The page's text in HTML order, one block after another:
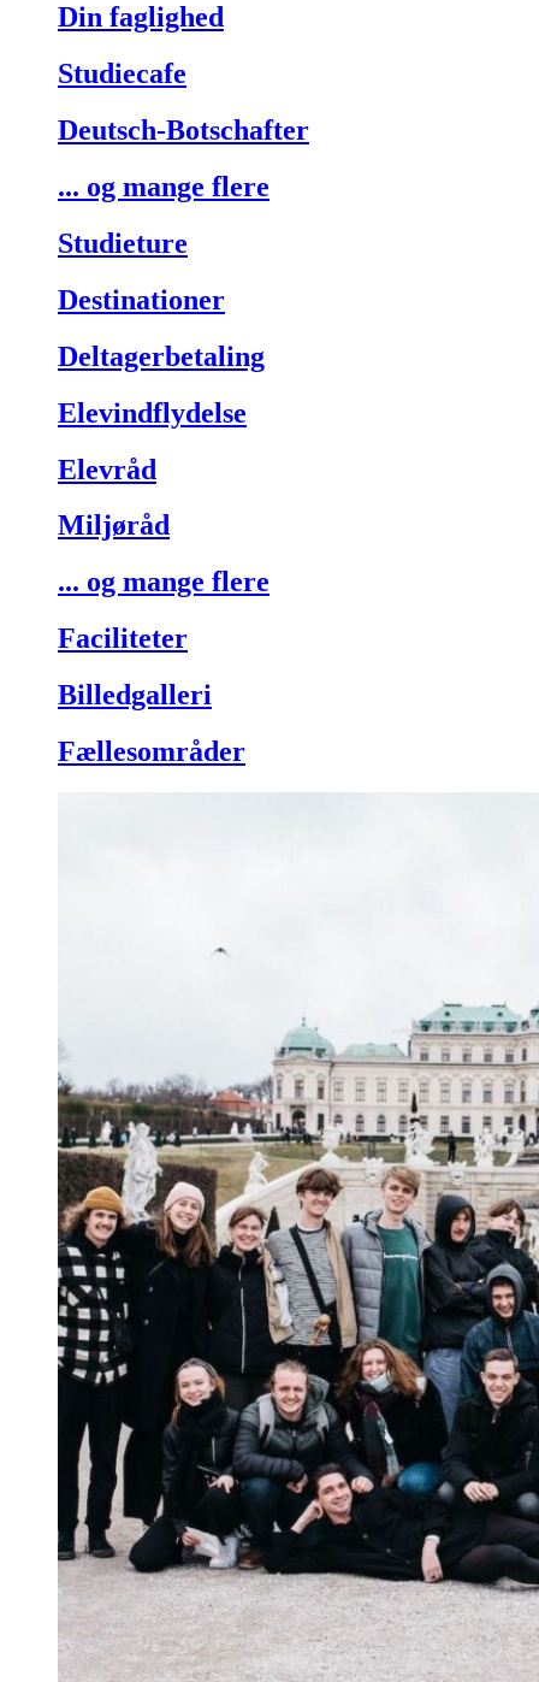
Din faglighed
Studiecafe
Deutsch-Botschafter
... og mange flere
Studieture
Destinationer
Deltagerbetaling
Elevindflydelse
Elevråd
Miljøråd
... og mange flere
Faciliteter
Billedgalleri
Fællesområder